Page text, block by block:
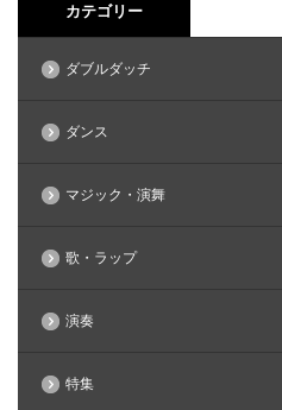
カテゴリー
ダブルダッチ
ダンス
マジック・演舞
歌・ラップ
演奏
特集